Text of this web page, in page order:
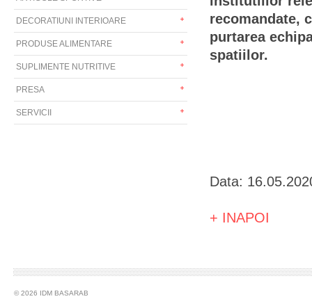
DECORATIUNI INTERIOARE
PRODUSE ALIMENTARE
SUPLIMENTE NUTRITIVE
PRESA
SERVICII
recomandate,
purtarea
spatiilor.
Data:
+ INAPOI
© 2026 IDM BASARAB